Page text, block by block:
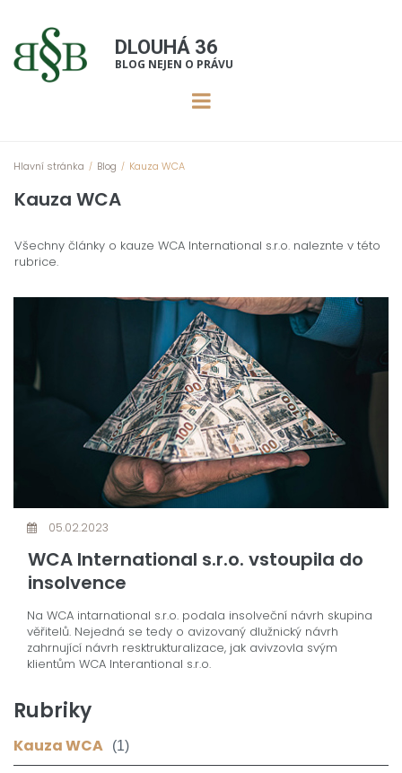
DLOUHÁ 36
BLOG NEJEN O PRÁVU
Hlavní stránka / Blog / Kauza WCA
Kauza WCA
Všechny články o kauze WCA International s.r.o. naleznte v této
rubrice.
05.02.2023
WCA International s.r.o. vstoupila do
insolvence
Na WCA intarnational s.r.o. podala insolveční návrh skupina
věřitelů. Nejedná se tedy o avizovaný dlužnický návrh
zahrnující návrh resktrukturalizace, jak avivzovla svým
klientům WCA Interantional s.r.o.
Rubriky
Kauza WCA (1)